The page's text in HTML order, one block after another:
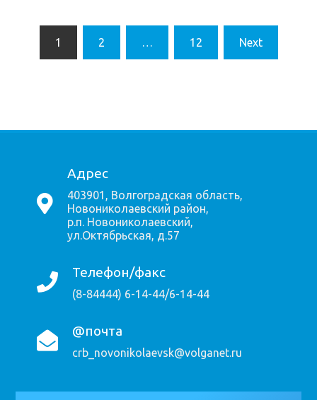
Пагинация
1 2 12 Next
Адрес
403901, Волгоградская область,
Новониколаевский район,
р.п. Новониколаевский,
ул.Октябрьская, д.57
Телефон/факс
(8-84444) 6-14-44/6-14-44
@почта
crb_novonikolaevsk@volganet.ru